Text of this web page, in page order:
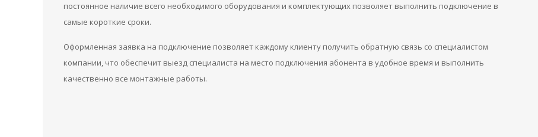
постоянное наличие всего необходимого оборудования и комплектующих позволяет выполнить подключение в
самые короткие сроки.
Оформленная заявка на подключение позволяет каждому клиенту получить обратную связь со специалистом
компании, что обеспечит выезд специалиста на место подключения абонента в удобное время и выполнить
качественно все монтажные работы.